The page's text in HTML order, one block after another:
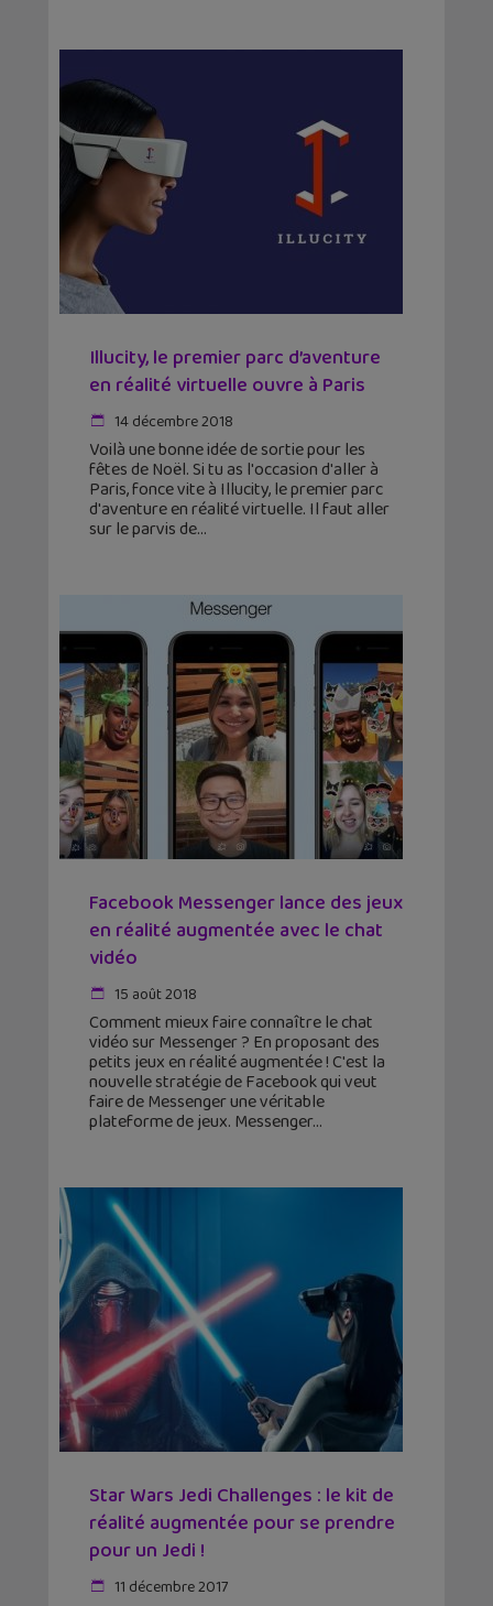
Illucity, le premier parc d’aventure
en réalité virtuelle ouvre à Paris
14 décembre 2018
Voilà une bonne idée de sortie pour les
fêtes de Noël. Si tu as l'occasion d'aller à
Paris, fonce vite à Illucity, le premier parc
d'aventure en réalité virtuelle. Il faut aller
sur le parvis de
Facebook Messenger lance des jeux
en réalité augmentée avec le chat
vidéo
15 août 2018
Comment mieux faire connaître le chat
vidéo sur Messenger ? En proposant des
petits jeux en réalité augmentée ! C'est la
nouvelle stratégie de Facebook qui veut
faire de Messenger une véritable
plateforme de jeux. Messenger
Star Wars Jedi Challenges : le kit de
réalité augmentée pour se prendre
pour un Jedi !
11 décembre 2017